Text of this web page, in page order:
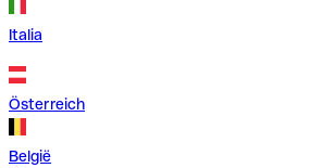
Italia
Österreich
België